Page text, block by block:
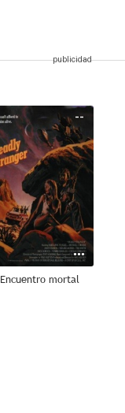
--
Encuentro mortal